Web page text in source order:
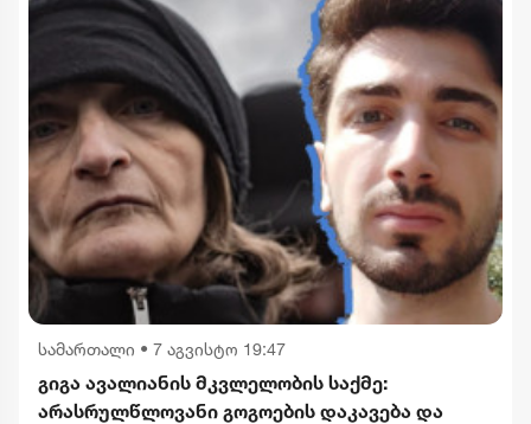
სამართალი • 7 აგვისტო 19:47
გიგა ავალიანის მკვლელობის საქმე:
არასრულწლოვანი გოგოების დაკავება და